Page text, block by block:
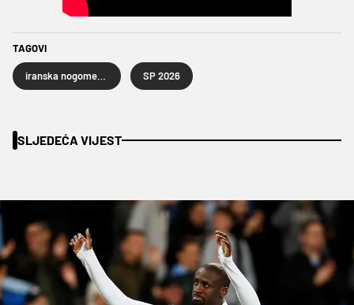
TAGOVI
SP 2026
SLJEDEĆA VIJEST